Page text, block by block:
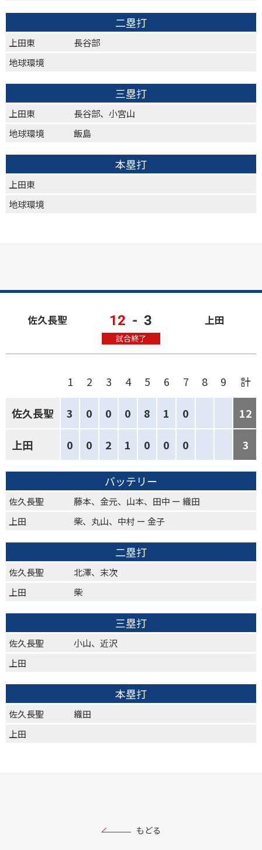
二塁打
上田東
長谷部
地球環境
三塁打
上田東
長谷部、小宮山
地球環境
飯島
本塁打
上田東
地球環境
佐久長聖 12 - 3
試合終了
上田
1 2 3 4 5 6 7 8 9 計
佐久長聖 3 0 0 0 8 1 0 12
上田 0 0 2 1 0 0 0 3
バッテリー
佐久長聖
藤本、金元、山本、田中 ー 織田
上田
柴、丸山、中村 ー 金子
二塁打
佐久長聖
北澤、末次
上田
柴
三塁打
佐久長聖
小山、近沢
上田
本塁打
佐久長聖
織田
上田
もどる